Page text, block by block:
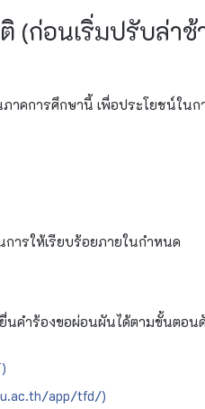
(ก่อนเริ่มปรับล่าช้
การศึกษานี้ เพื่อประโยชน์ในก
การให้เรียบร้อยภายในกำหนด
นคำร้องขอผ่อนผันได้ตามขั้นตอน
app/tfd/)